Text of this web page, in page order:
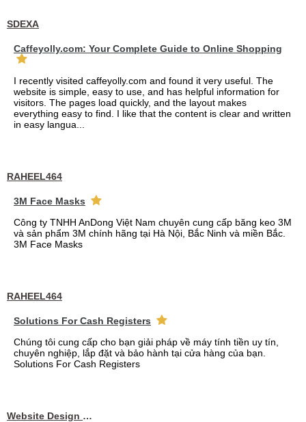
SDEXA
Caffeyolly.com: Your Complete Guide to Online Shopping
I recently visited caffeyolly.com and found it very useful. The
website is simple, easy to use, and has helpful information for
visitors. The pages load quickly, and the layout makes
everything easy to find. I like that the content is clear and written
in easy langua...
RAHEEL464
3M Face Masks
Công ty TNHH AnDong Việt Nam chuyên cung cấp băng keo 3M
và sản phẩm 3M chính hãng tại Hà Nội, Bắc Ninh và miền Bắc.
3M Face Masks
RAHEEL464
Solutions For Cash Registers
Chúng tôi cung cấp cho bạn giải pháp về máy tính tiền uy tín,
chuyên nghiệp, lắp đặt và bảo hành tại cửa hàng của bạn.
Solutions For Cash Registers
Website Design Services berin